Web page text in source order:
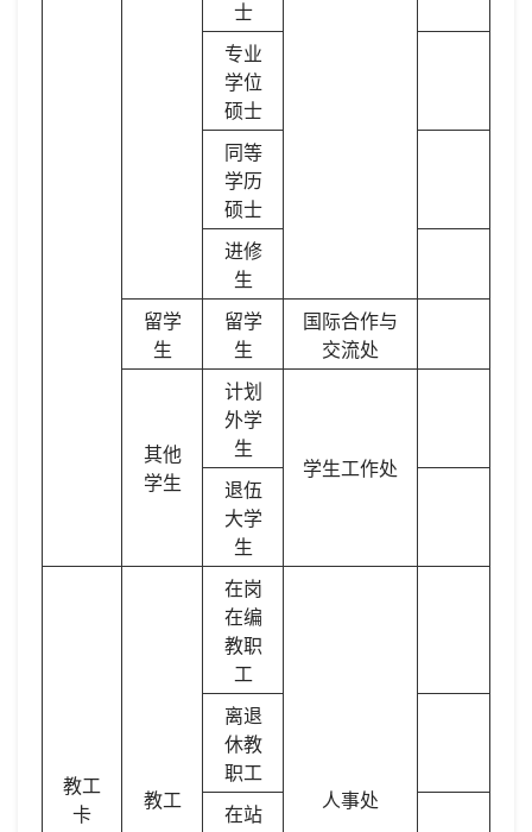
士
专业
学位
硕士
同等
学历
硕士
进修
生
留学
生
留学
生
国际合作与
交流处
其他
学生
计划
外学
生
学生工作处
退伍
大学
生
教工
卡
教工
在岗
在编
教职
工
人事处
离退
休教
职工
在站